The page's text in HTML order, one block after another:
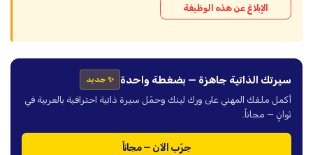
الإبلاغ عن هذه الوظيفة
سيرتك الذاتية جاهزة — بضغطة واحدة ✨ جديد
أكمل ملفك المهني على ورك لينك وحمّل سيرة ذاتية احترافية بالعربية في
ثوانٍ — مجاناً.
جرّب الآن — مجاناً